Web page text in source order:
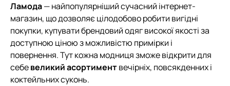
Ламода— найпопулярніший сучасний інтернет-
магазин, що дозволяє цілодобово робити вигідні
покупки, купувати брендовий одяг високої якості за
доступною ціною з можливістю примірки і
повернення. Тут кожна модниця зможе відкрити для
себевеликий асортиментвечірніх, повсякденних і
коктейльних суконь.